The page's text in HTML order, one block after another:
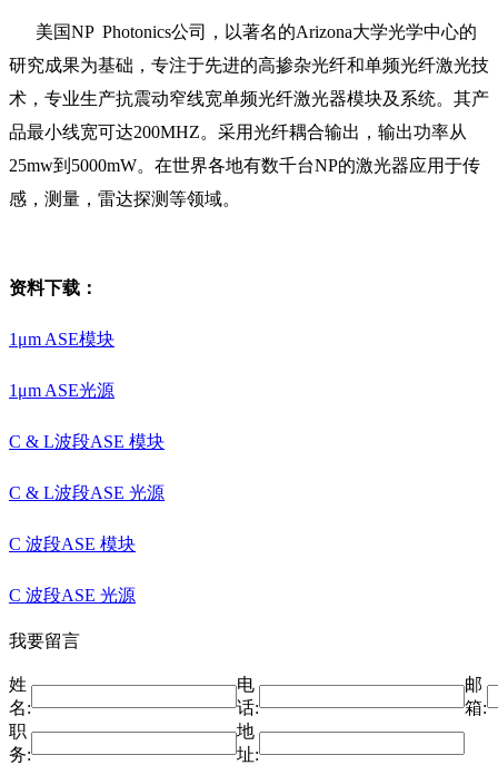
美国NP Photonics公司，以著名的Arizona大学光学中心的
研究成果为基础，专注于先进的高掺杂光纤和单频光纤激光技
术，专业生产抗震动窄线宽单频光纤激光器模块及系统。其产
品最小线宽可达200MHZ。采用光纤耦合输出，输出功率从
25mw到5000mW。在世界各地有数千台NP的激光器应用于传
感，测量，雷达探测等领域。
资料下载：
1μm ASE模块
1μm ASE光源
C & L波段ASE 模块
C & L波段ASE 光源
C 波段ASE 模块
C 波段ASE 光源
我要留言
姓
名:
电
话:
邮
箱:
职
务:
地
址: